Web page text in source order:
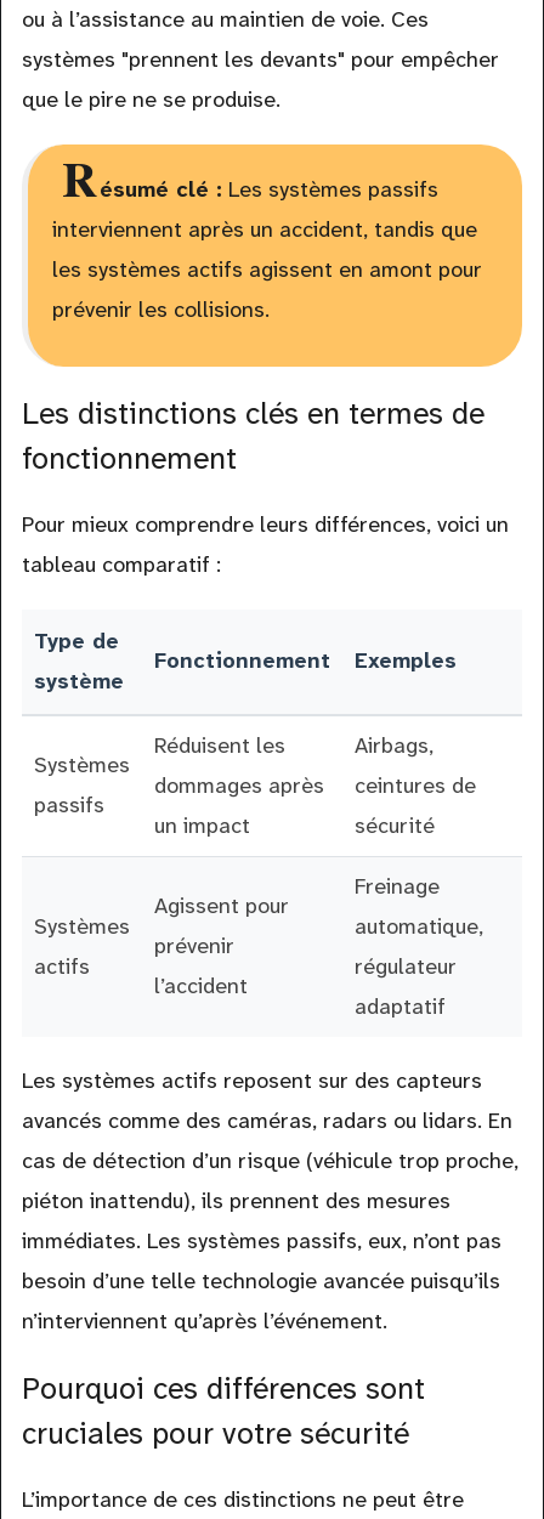
ou à l’assistance au maintien de voie. Ces
systèmes "prennent les devants" pour empêcher
que le pire ne se produise.
Résumé clé : Les systèmes passifs
interviennent après un accident, tandis que
les systèmes actifs agissent en amont pour
prévenir les collisions.
Les distinctions clés en termes de
fonctionnement
Pour mieux comprendre leurs différences, voici un
tableau comparatif :
Type de
système
Fonctionnement Exemples
Systèmes
passifs
Réduisent les
dommages après
un impact
Airbags,
ceintures de
sécurité
Systèmes
actifs
Agissent pour
prévenir
l’accident
Freinage
automatique,
régulateur
adaptatif
Les systèmes actifs reposent sur des capteurs
avancés comme des caméras, radars ou lidars. En
cas de détection d’un risque (véhicule trop proche,
piéton inattendu), ils prennent des mesures
immédiates. Les systèmes passifs, eux, n’ont pas
besoin d’une telle technologie avancée puisqu’ils
n’interviennent qu’après l’événement.
Pourquoi ces différences sont
cruciales pour votre sécurité
L’importance de ces distinctions ne peut être